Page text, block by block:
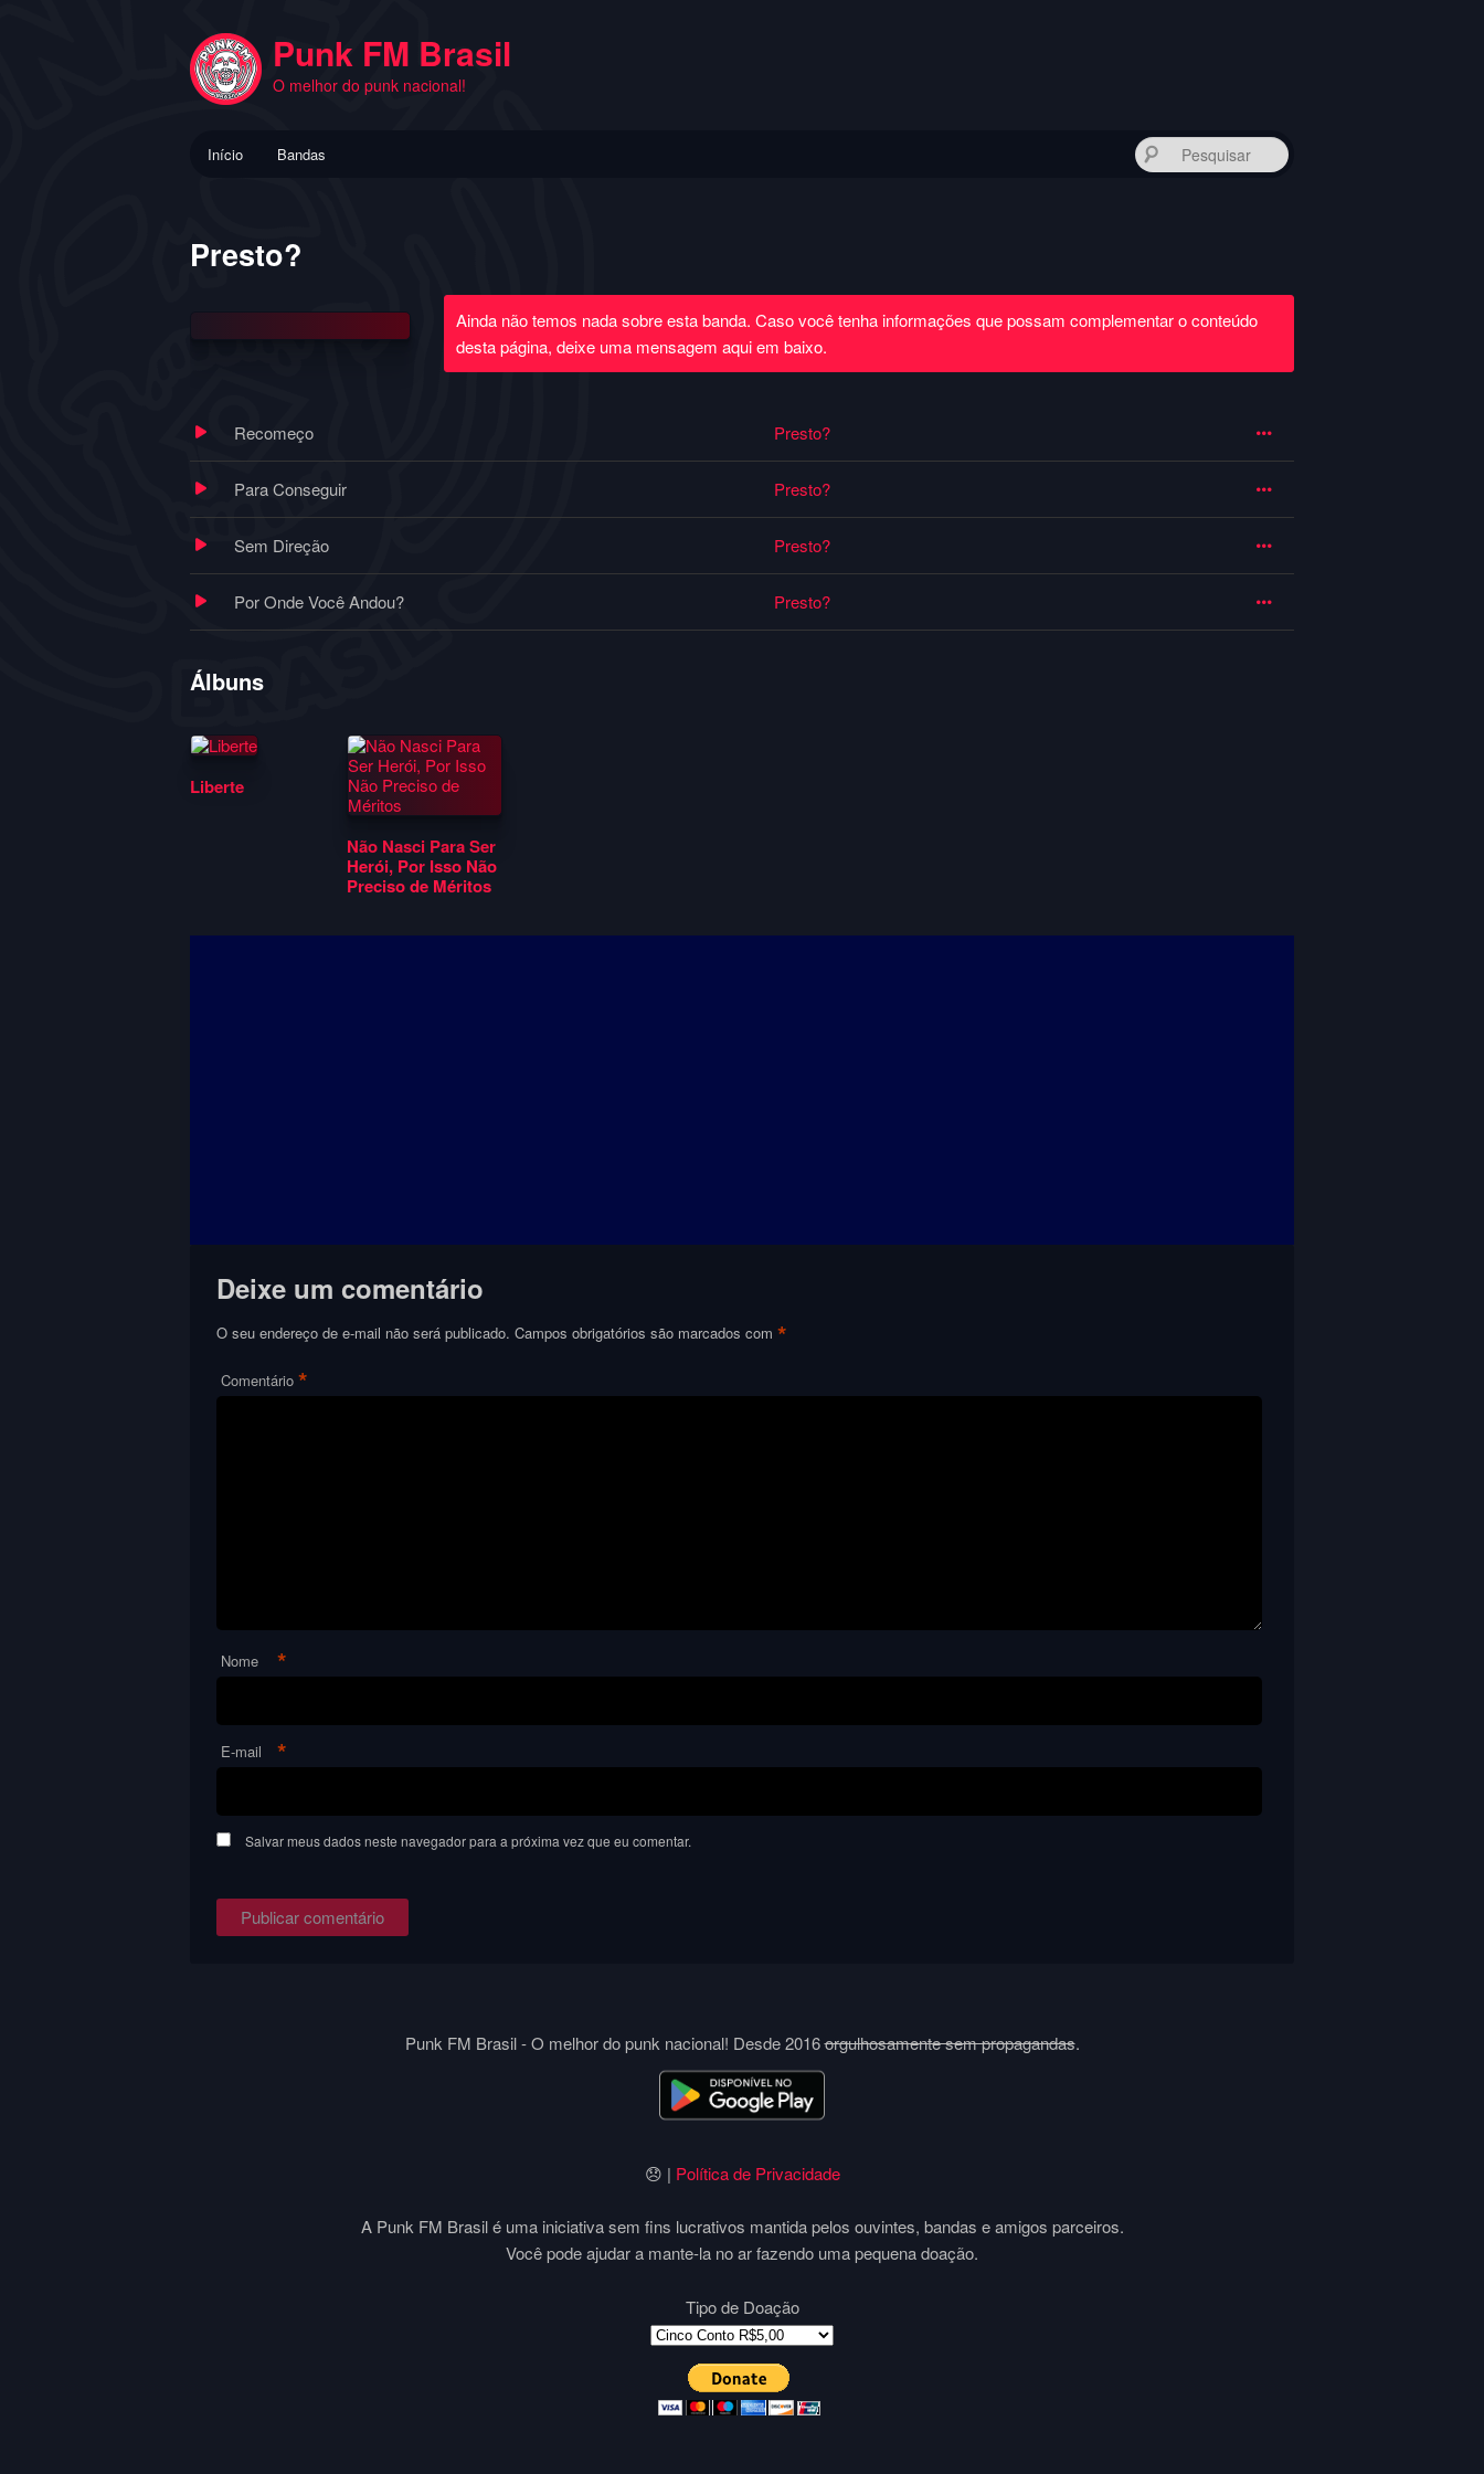
Punk FM Brasil
O melhor do punk nacional!
Início Bandas
Presto?
Ainda não temos nada sobre esta banda. Caso você tenha informações que possam complementar o conteúdo
desta página, deixe uma mensagem aqui em baixo.
Recomeço Presto?
Para Conseguir Presto?
Sem Direção Presto?
Por Onde Você Andou? Presto?
Álbuns
Liberte
Não Nasci Para Ser
Herói, Por Isso Não
Preciso de Méritos
Deixe um comentário
O seu endereço de e-mail não será publicado. Campos obrigatórios são marcados com*
Comentário *
Nome *
E-mail *
Salvar meus dados neste navegador para a próxima vez que eu comentar.
Punk FM Brasil - O melhor do punk nacional! Desde 2016orgulhosamente sem propagandas.
😞 | Política de Privacidade
A Punk FM Brasil é uma iniciativa sem fins lucrativos mantida pelos ouvintes, bandas e amigos parceiros.
Você pode ajudar a mante-la no ar fazendo uma pequena doação.
Tipo de Doação